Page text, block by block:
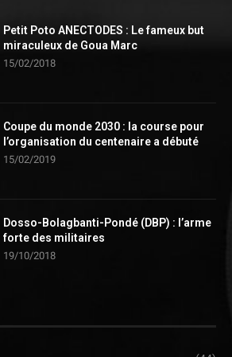
Petit Poto ANECTODES : Le fameux but
miraculeux de Goua Marc
15/02/2018
Coupe du monde 2030 : la course pour
l’organisation du centenaire a débuté
15/02/2019
Dosso-Bolagbanti-Pondé (DBP) : l’arme
forte des militaires
19/10/2018